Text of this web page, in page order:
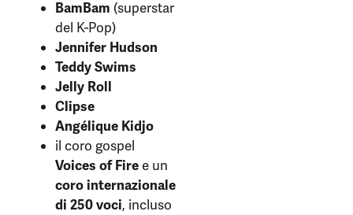
BamBam (superstar
del K-Pop)
Jennifer Hudson
Teddy Swims
Jelly Roll
Clipse
Angélique Kidjo
il coro gospel
Voices of Firee un
coro internazionale
di 250 voci, incluso